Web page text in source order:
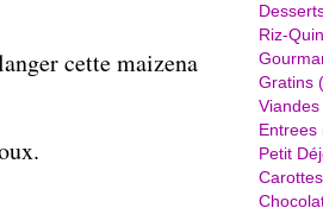
cette maizena
Riz-
Gratins
Viandes
Entrees
Petit
Carottes